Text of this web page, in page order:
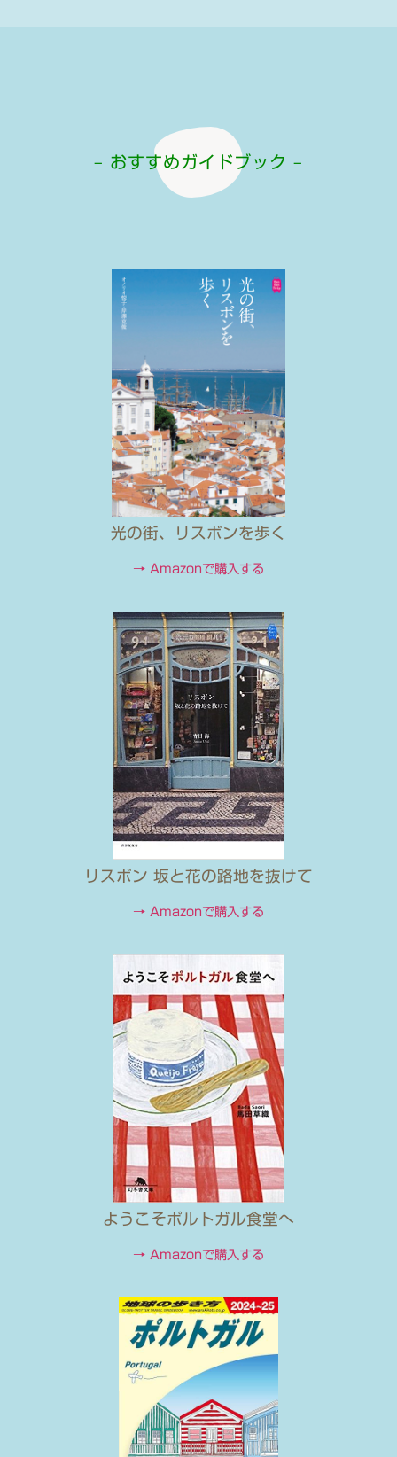
– おすすめガイドブック –
光の街、リスボンを歩く
→ Amazonで購入する
リスボン 坂と花の路地を抜けて
→ Amazonで購入する
ようこそポルトガル食堂へ
→ Amazonで購入する